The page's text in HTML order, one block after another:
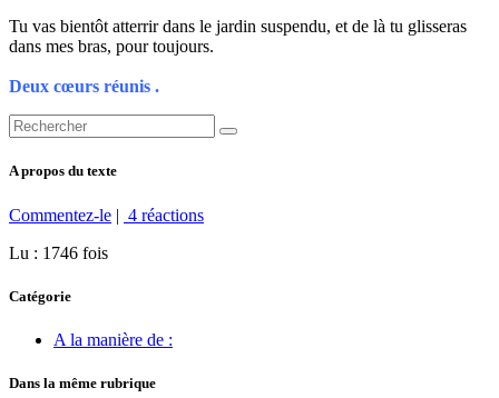
Tu vas bientôt atterrir dans le jardin suspendu, et de là tu glisseras
dans mes bras, pour toujours.
Deux cœurs réunis .
A propos du texte
Commentez-le | 4 réactions
Lu : 1746 fois
Catégorie
A la manière de :
Dans la même rubrique